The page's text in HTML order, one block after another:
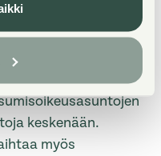
vaihto
keskenään.
myös